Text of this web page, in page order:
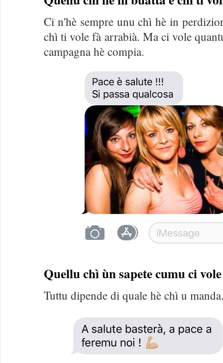
Ci n'hè sempre unu chì hè in
chì ti vole fà arrabià. Ma ci vole
campagna hè compia.
Quellu chì ùn sapete cumu ci
Tuttu dipende di quale hè chì u